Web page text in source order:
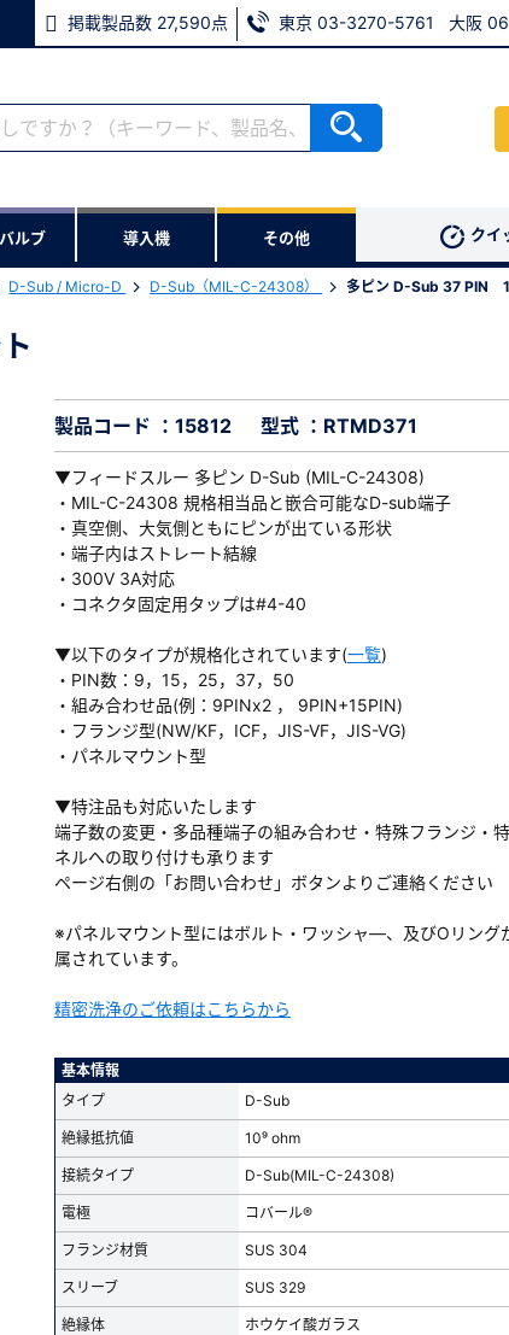
掲載製品数 27,590点 東京 03-3270-5761 大阪
ルブ 導入機 その他 クイ
D-Sub / Micro-D D-Sub（MIL-C-24308） 多ピン D-Sub 37 PIN
製品コード ：15812 型式 ：RTMD371
▼フィードスルー 多ピン D-Sub (MIL-C-24308)
・MIL-C-24308 規格相当品と嵌合可能なD-sub端子
・真空側、大気側ともにピンが出ている形状
・端子内はストレート結線
・300V 3A対応
・コネクタ固定用タップは#4-40
▼以下のタイプが規格化されています(一覧)
・PIN数：9，15，25，37，50
・組み合わせ品(例：9PINx2 ， 9PIN+15PIN)
・フランジ型(NW/KF，ICF，JIS-VF，JIS-VG)
・パネルマウント型
▼特注品も対応いたします
端子数の変更・多品種端子の組み合わせ・特殊フランジ・
ネルへの取り付けも承ります
ページ右側の「お問い合わせ」ボタンよりご連絡ください
※パネルマウント型にはボルト・ワッシャ―、及びОリング
属されています。
精密洗浄のご依頼はこちらから
基本情報
タイプ
D-Sub
絶縁抵抗値 10⁹ ohm
接続タイプ D-Sub(MIL-C-24308)
電極 コバール®
フランジ材質 SUS 304
スリーブ SUS 329
絶縁体 ホウケイ酸ガラス
します。
ダウンロードする
す。
合があります。
会員
※メールアドレスを忘れた方は、